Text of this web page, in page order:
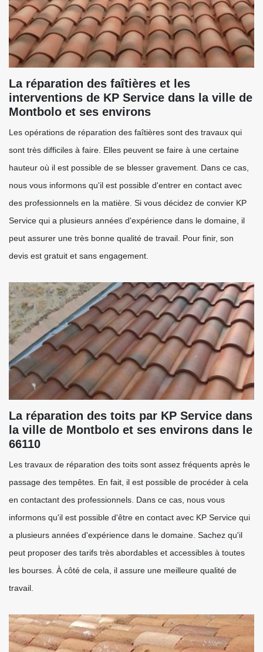
La réparation des faîtières et les
interventions de KP Service dans la ville de
Montbolo et ses environs
Les opérations de réparation des faîtières sont des travaux qui
sont très difficiles à faire. Elles peuvent se faire à une certaine
hauteur où il est possible de se blesser gravement. Dans ce cas,
nous vous informons qu'il est possible d'entrer en contact avec
des professionnels en la matière. Si vous décidez de convier KP
Service qui a plusieurs années d'expérience dans le domaine, il
peut assurer une très bonne qualité de travail. Pour finir, son
devis est gratuit et sans engagement.
La réparation des toits par KP Service dans
la ville de Montbolo et ses environs dans le
66110
Les travaux de réparation des toits sont assez fréquents après le
passage des tempêtes. En fait, il est possible de procéder à cela
en contactant des professionnels. Dans ce cas, nous vous
informons qu'il est possible d'être en contact avec KP Service qui
a plusieurs années d'expérience dans le domaine. Sachez qu'il
peut proposer des tarifs très abordables et accessibles à toutes
les bourses. À côté de cela, il assure une meilleure qualité de
travail.